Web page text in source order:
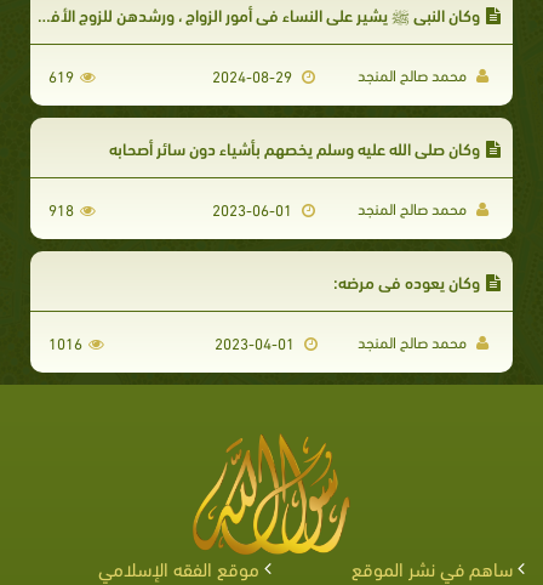
وكان النبي ﷺ يشير على النساء في أمور الزواج ، ورشدهن للزوج الأفضل
محمد صالح المنجد 2024-08-29
619
وكان صلى الله عليه وسلم يخصهم بأشياء دون سائر أصحابه
محمد صالح المنجد 918
وكان يعوده في مرضه:
محمد صالح المنجد 1016
ساهم في نشر الموقع موقع الفقه الإسلامي